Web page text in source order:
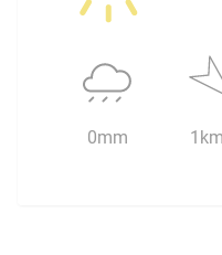
0mm